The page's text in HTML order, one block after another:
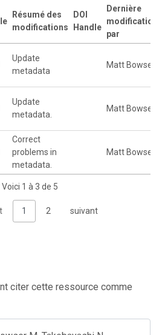
Résumé des
modifications
DOI
Handle
Dernière
modification
par
Update
metadata
Matt Bowser
Update
metadata.
Matt Bowser
Correct
problems in
metadata.
Matt Bowser
Voici 1 à 3 de 5
1 2 suivant
citer cette ressource comme